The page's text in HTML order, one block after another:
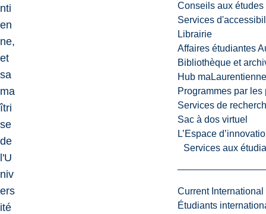
Conseils aux études
Services
Librairie
Affaires étudiantes
Bibliothèque et
Hub maLaurentienne
Programmes par les
Services de
Sac à dos virtuel
L’Espace
Services aux
Current International
Étudiants
nti
en
ne,
et
sa
ma
îtri
se
de
l'U
niv
ers
ité